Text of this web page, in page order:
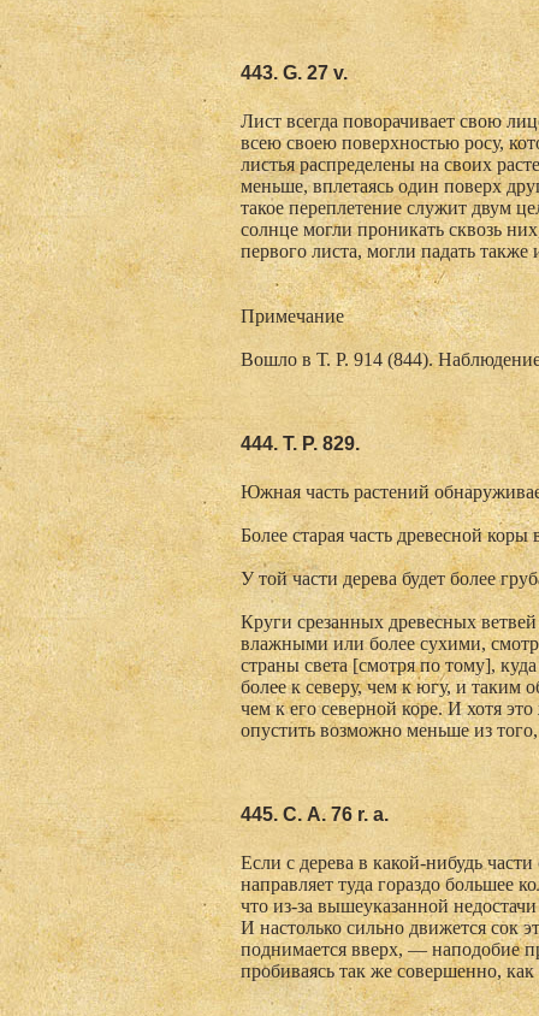
443. G. 27 v.
Лист всегда поворачивает свою
всею своею поверхностью росу,
листья распределены на своих
меньше, вплетаясь один поверх
такое переплетение служит двум
солнце могли проникать сквозь
первого листа, могли падать
Примечание
Вошло в Т. Р. 914 (844).
444. Т. Р. 829.
Южная часть растений
Более старая часть древесной коры
У той части дерева будет более
Круги срезанных древесных
влажными или более сухими,
страны света [смотря по тому],
более к северу, чем к югу, и таким
чем к его северной коре. И хотя
опустить возможно меньше из
445. С. А. 76 r. а.
Если с дерева в какой-нибудь
направляет туда гораздо большее
что из-за вышеуказанной
И настолько сильно движется сок
поднимается вверх, — наподобие
пробиваясь так же совершенно,